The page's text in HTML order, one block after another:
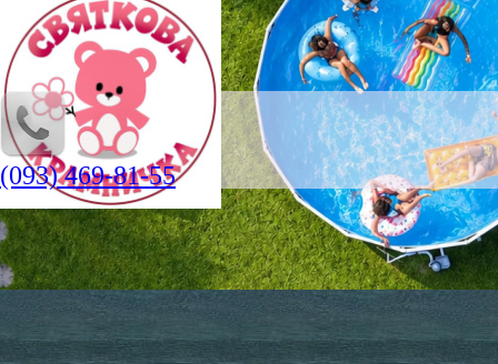
(093) 469-81-55